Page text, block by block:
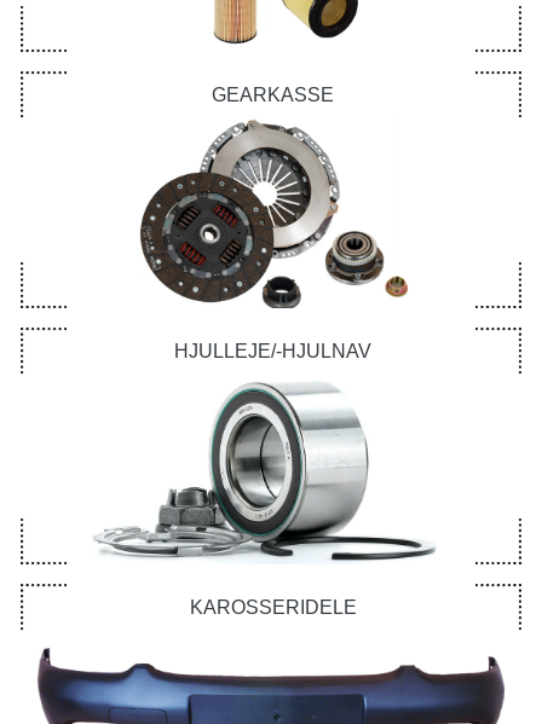
GEARKASSE
HJULLEJE/-HJULNAV
KAROSSERIDELE